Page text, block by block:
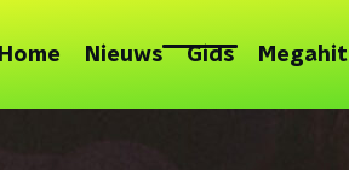
Home Nieuws Gids Megahit